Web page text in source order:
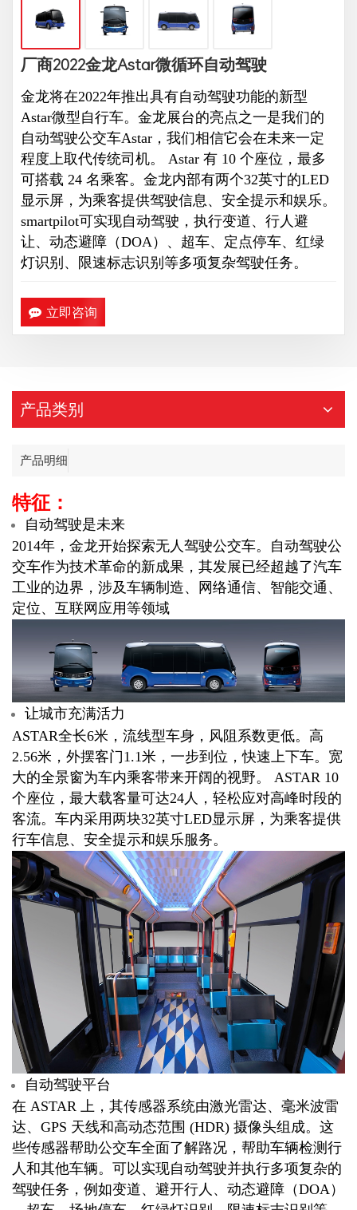
厂商2022金龙Astar微循环自动驾驶
金龙将在2022年推出具有自动驾驶功能的新型
Astar微型自行车。金龙展台的亮点之一是我们的
自动驾驶公交车Astar，我们相信它会在未来一定
程度上取代传统司机。 Astar 有 10 个座位，最多
可搭载 24 名乘客。金龙内部有两个32英寸的LED
显示屏，为乘客提供驾驶信息、安全提示和娱乐。
smartpilot可实现自动驾驶，执行变道、行人避
让、动态避障（DOA）、超车、定点停车、红绿
灯识别、限速标志识别等多项复杂驾驶任务。
立即咨询
产品类别
产品明细
特征：
自动驾驶是未来
2014年，金龙开始探索无人驾驶公交车。自动驾驶公
交车作为技术革命的新成果，其发展已经超越了汽车
工业的边界，涉及车辆制造、网络通信、智能交通、
定位、互联网应用等领域
让城市充满活力
ASTAR全长6米，流线型车身，风阻系数更低。高
2.56米，外摆客门1.1米，一步到位，快速上下车。宽
大的全景窗为车内乘客带来开阔的视野。 ASTAR 10
个座位，最大载客量可达24人，轻松应对高峰时段的
客流。车内采用两块32英寸LED显示屏，为乘客提供
行车信息、安全提示和娱乐服务。
自动驾驶平台
在 ASTAR 上，其传感器系统由激光雷达、毫米波雷
达、GPS 天线和高动态范围 (HDR) 摄像头组成。这
些传感器帮助公交车全面了解路况，帮助车辆检测行
人和其他车辆。可以实现自动驾驶并执行多项复杂的
驾驶任务，例如变道、避开行人、动态避障（DOA）